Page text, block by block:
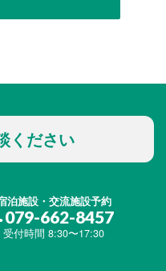
ください
泊施設・交流施設予約
079-662-8457
受付時間 8:30〜17:30